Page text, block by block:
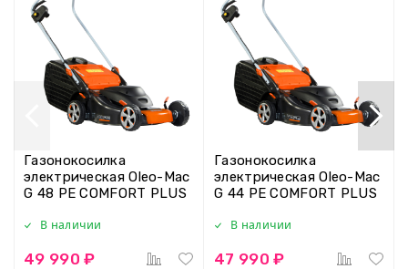
Газонокосилка
электрическая Oleo-Mac
G 48 PE COMFORT PLUS
В наличии
49 990 ₽
Газонокосилка
электрическая Oleo-Mac
G 44 PE COMFORT PLUS
В наличии
47 990 ₽